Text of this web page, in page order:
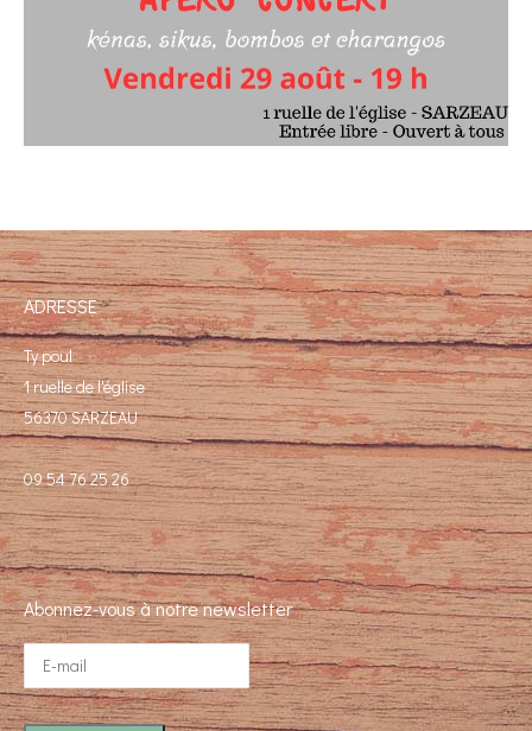
ADRESSE
Ty poul
1 ruelle de l'église
56370 SARZEAU
09 54 76 25 26
Abonnez-vous à notre newsletter